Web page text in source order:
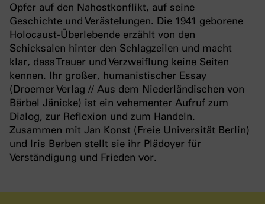
Opfer auf den Nahostkonflikt, auf seine
Geschichte und Verästelungen. Die 1941 geborene
Holocaust-Überlebende erzählt von den
Schicksalen hinter den Schlagzeilen und macht
klar, dass Trauer und Verzweiflung keine Seiten
kennen. Ihr großer, humanistischer Essay
(Droemer Verlag // Aus dem Niederländischen von
Bärbel Jänicke) ist ein vehementer Aufruf zum
Dialog, zur Reflexion und zum Handeln.
Zusammen mit Jan Konst (Freie Universität Berlin)
und Iris Berben stellt sie ihr Plädoyer für
Verständigung und Frieden vor.